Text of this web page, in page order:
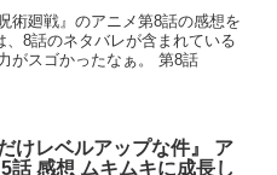
術廻戦』のアニメ第8話の感想を
8話のネタバレが含まれている
がスゴかったなぁ。 第8話
だけレベルアップな件』 ア
話 感想 ムキムキに成長し